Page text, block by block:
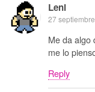
Leni
27
Me da algo
me lo
Reply